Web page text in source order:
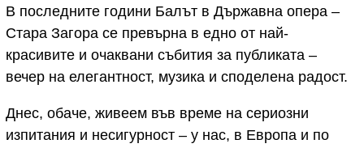
В последните години Балът в Държавна опера –
Стара Загора се превърна в едно от най-
красивите и очаквани събития за публиката –
вечер на елегантност, музика и споделена радост.
Днес, обаче, живеем във време на сериозни
изпитания и несигурност – у нас, в Европа и по